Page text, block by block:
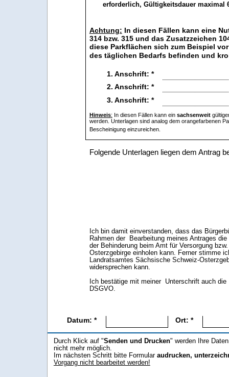
Datum: * Ort: *
Durch Klick auf "Senden und Drucken" werden Ihre
nicht mehr möglich.
Im nächsten Schritt bitte Formular audrucken,
Vorgang nicht bearbeitet werden!
erforderlich, Gültigkeitsdauer maximal
Achtung: In diesen Fällen kann eine
314 bzw. 315 und das Zusatzzeichen
diese Parkflächen sich zum Beispiel
des täglichen Bedarfs befinden und
1. Anschrift: *
2. Anschrift: *
3. Anschrift: *
Hinweis: In diesen Fällen kann ein sachsenweit
werden. Unterlagen sind analog dem orangefarbenen
Bescheinigung einzureichen.
Ich bin damit einverstanden, dass das
Rahmen der Bearbeitung meines Antrages
der Behinderung beim Amt für Versorgung
Osterzgebirge einholen kann. Ferner stimme
Landratsamtes Sächsische Schweiz-
widersprechen kann.
Ich bestätige mit meiner Unterschrift auch
DSGVO.
Folgende Unterlagen liegen dem Antrag